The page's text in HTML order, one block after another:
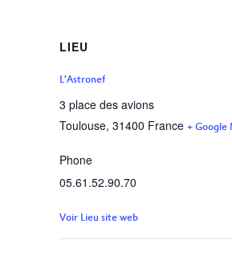
LIEU
L’Astronef
3 place des avions
Toulouse, 31400 France + Google
Phone
05.61.52.90.70
Voir Lieu site web